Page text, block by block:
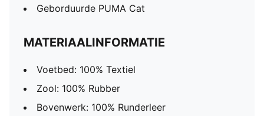
Geborduurde PUMA Cat
MATERIAALINFORMATIE
Voetbed: 100% Textiel
Zool: 100% Rubber
Bovenwerk: 100% Runderleer